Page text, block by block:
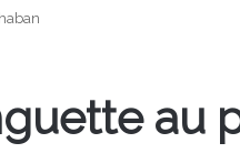
au